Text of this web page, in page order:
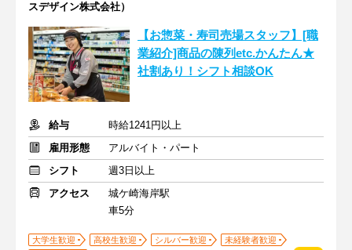
スデザイン株式会社）
【お惣菜・寿司売場スタッフ】[職
業紹介]商品の陳列etc.かんたん★
社割あり！シフト相談OK
給与
時給1241円以上
雇用形態
アルバイト・パート
シフト
週3日以上
アクセス
城ケ崎海岸駅
車5分
大学生歓迎 高校生歓迎 シルバー歓迎
未経験者歓迎